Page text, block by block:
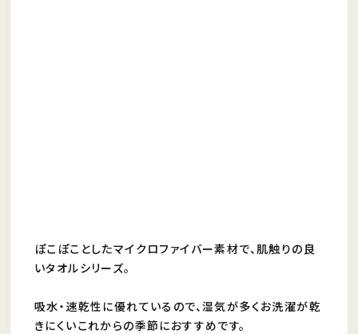
ぽこぽことしたマイクロファイバー素材で、肌触りの良
いタオルシリーズ。
吸水・速乾性に優れているので、湿気が多くお洗濯が乾
きにくいこれからの季節におすすめです。